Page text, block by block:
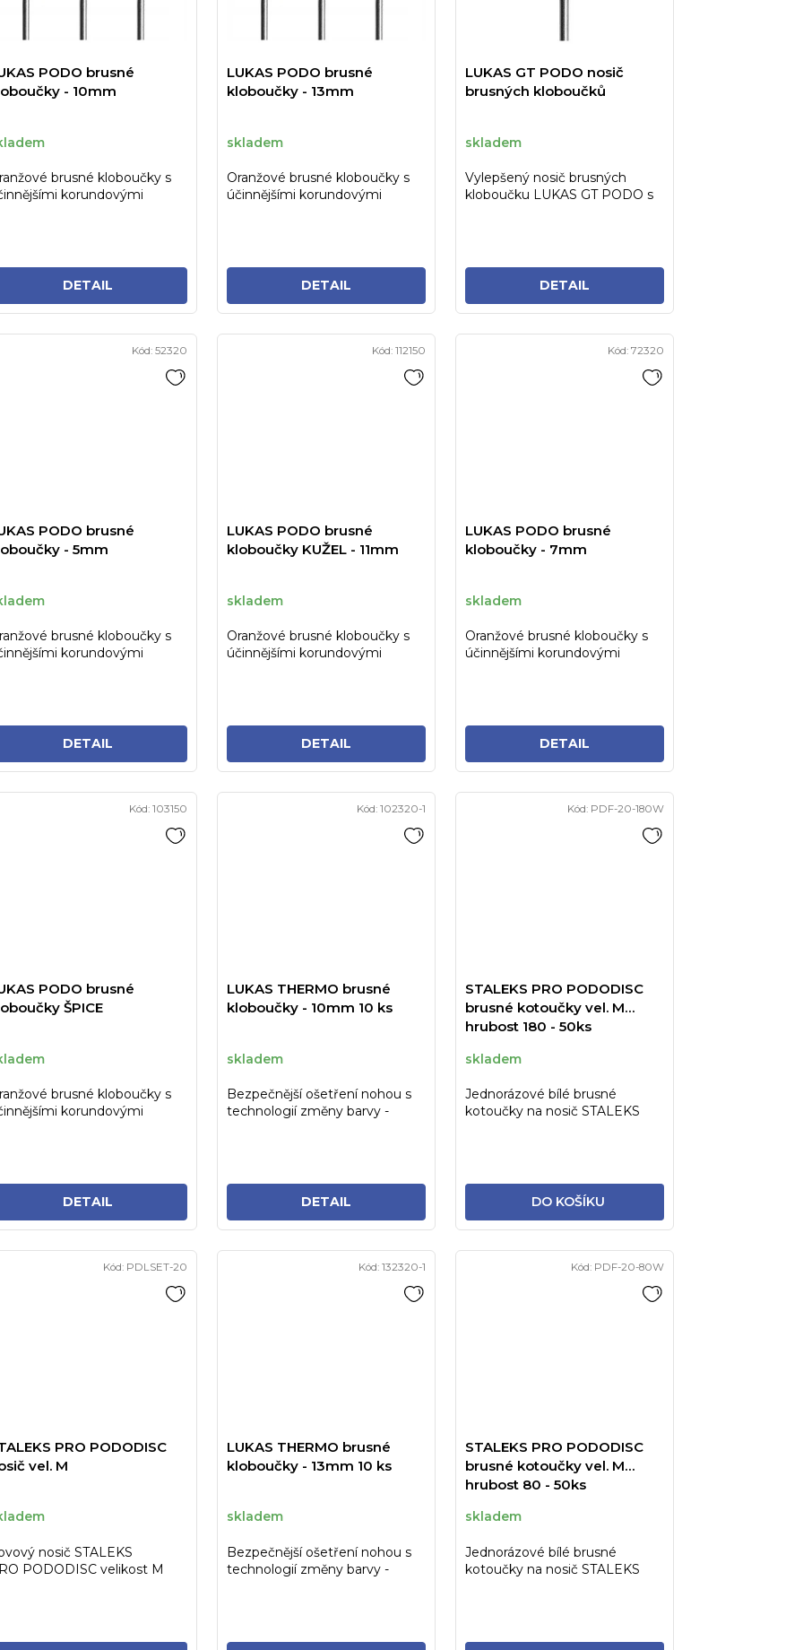
PODO brusné
- 10mm
DETAIL
brusné kloboučky s
korundovými
LUKAS PODO brusné
kloboučky - 13mm
skladem
DETAIL
Oranžové brusné kloboučky s
účinnějšími korundovými
LUKAS GT PODO nosič
brusných kloboučků
skladem
DETAIL
Vylepšený nosič brusných
kloboučku LUKAS GT PODO s
PODO brusné
- 5mm
DETAIL
brusné kloboučky s
korundovými
Kód: 52320
LUKAS PODO brusné
kloboučky KUŽEL - 11mm
skladem
DETAIL
Oranžové brusné kloboučky s
účinnějšími korundovými
Kód: 112150
LUKAS PODO brusné
kloboučky - 7mm
skladem
DETAIL
Oranžové brusné kloboučky s
účinnějšími korundovými
Kód: 72320
PODO brusné
ŠPICE
DETAIL
brusné kloboučky s
korundovými
Kód: 103150
LUKAS THERMO brusné
kloboučky - 10mm 10 ks
skladem
DETAIL
Bezpečnější ošetření nohou s
technologií změny barvy -
Kód: 102320-1
STALEKS PRO PODODISC
brusné kotoučky vel. M
hrubost 180 - 50ks
skladem
DO KOŠÍKU
Jednorázové bílé brusné
kotoučky na nosič STALEKS
Kód: PDF-20-180W
PRO PODODISC
vel. M
nosič STALEKS
PODODISC velikost M
Kód: PDLSET-20
LUKAS THERMO brusné
kloboučky - 13mm 10 ks
skladem
Bezpečnější ošetření nohou s
technologií změny barvy -
Kód: 132320-1
STALEKS PRO PODODISC
brusné kotoučky vel. M
hrubost 80 - 50ks
skladem
Jednorázové bílé brusné
kotoučky na nosič STALEKS
Kód: PDF-20-80W